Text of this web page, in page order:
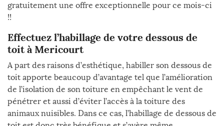
gratuitement une offre exceptionnelle pour ce mois-ci
!!
Effectuez l’habillage de votre dessous de
toit à Mericourt
A part des raisons d’esthétique, habiller son dessous de
toit apporte beaucoup d’avantage tel que l’amélioration
de l’isolation de son toiture en empêchant le vent de
pénétrer et aussi d’éviter l’accès à la toiture des
animaux nuisibles. Dans ce cas, l’habillage de dessous de